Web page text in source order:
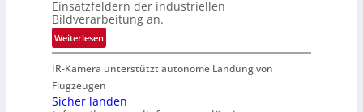
e
n
4
K
-
M
e
e
M
ö
g
l
i
c
k
e
h
d
e
r
Einsatzfeldern der industriellen
Bildverarbeitung an.
Weiterlesen:
G
u
i
d
IR-Kamera unterstützt autonome Landung von
Flugzeugen
Sicher landen